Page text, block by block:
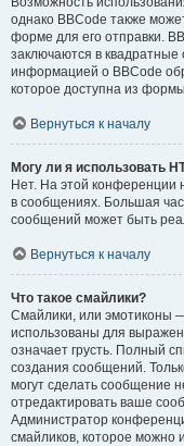
однако BBCode также
форме для его отправки.
заключаются в квадратные
информацией о BBCode
которое доступна из
Вернуться к началу
Могу ли я использовать
Нет. На этой конференции
в сообщениях. Большая
сообщений может быть
Вернуться к началу
Что такое смайлики?
Смайлики, или эмотиконы
использованы для
означает грусть. Полный
создания сообщений.
могут сделать сообщение
отредактировать ваше
Администратор
смайликов, которое можно